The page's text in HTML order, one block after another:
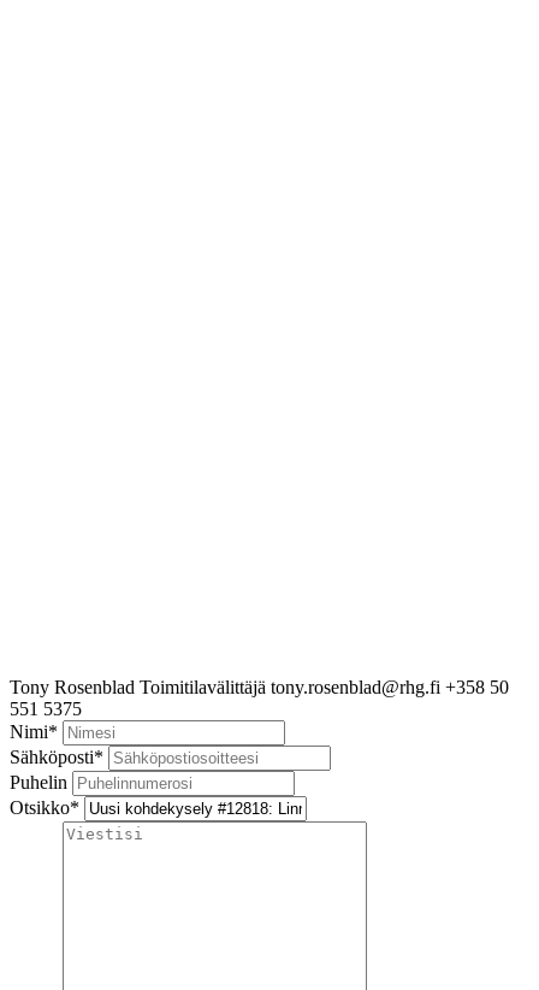
Tony Rosenblad Toimitilavälittäjä tony.rosenblad@rhg.fi +358 50
551 5375
Nimi*
Sähköposti*
Puhelin
Otsikko*